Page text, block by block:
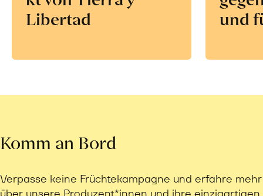
Libertad
und
Komm an Bord
Verpasse keine Früchtekampagne und erfahre mehr